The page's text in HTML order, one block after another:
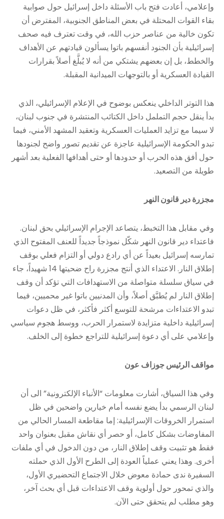
وإعلامي، أعادت فتح باب الأسئلة داخل إسرائيل حول صوابية
بقاء القوات المحتلة في بعض المناطق الجنوبية، المفترض أن
تكون خالية من عناصر حزب الله، في وقت تعترف فيه صحف
إسرائيلية بأن الجنود أنفسهم باتوا يسألون قيادتهم عن الأهداف
والخطط، بل إن بعضهم يشتكي من أنه لا يُبلَّغ أصلاً بقرارات
القيادة العسكرية أو بالتوجهات الميدانية المقبلة.
هذا التوتر الداخلي ينعكس بوضوح في الإعلام الإسرائيلي، الذي
بدأ ينقل حجم التململ داخل الكتائب المنتشرة في جنوب لبنان،
لا سيما مع تزايد العمليات العسكرية وتعقيد المشهد الأمني، فيما
تبدو الحكومة الإسرائيلية عاجزة عن تقديم تصور واضح لجنودها
حول أفق هذه الحرب أو حدودها أو حتى أهدافها الفعلية بعد أشهر
طويلة من التصعيد.
مجزرة دير قانون النهر
وفي مقابل هذا التخبط، يتصاعد الإجرام الإسرائيلي بحق لبنان.
فاعتداء دير قانون النهر شكّل نموذجاً جديداً للعنف المفتوح الذي
تمارسه إسرائيل بعيداً عن أي رادع دولي أو التزام فعلي بوقف
إطلاق النار. الاعتداء الذي أنتج مجزرة راح ضحيتها 14 شهيداً، جاء
في سياق سلسلة متواصلة من الاستهدافات التي تؤكد أن وقف
إطلاق النار لم يُطبَّق أصلاً، وأن المدنيين باتوا غير محميين، فيما
تبدو الاعتداءات مرشحة للتوسع أكثر فأكثر، في ظل دعوات
إسرائيلية داخلية متزايدة لاستمرار الحرب، ووسط هجوم سياسي
وإعلامي على أي دعوة إسرائيلية للتراجع خطوة إلى الخلف.
مواقف الرئيس جوزاف عون
وفي هذا السياق، أشارت معلومات “الأنباء الإلكترونية” الى أن
لبنان الرسمي بدأ يضع نفسه أمام خيارين واضحين في ظل
استمرار الخروقات الإسرائيلية: إما مقاطعة المسار الحالي من
المفاوضات بشكل كامل، أو حصر أي نقاش مقبل بعنوان واحد
فقط هو تثبيت وقف إطلاق النار، من دون الدخول في أي ملفات
أخرى. وهذا يعني عملياً العودة إلى الطرح الأول الذي حملته
السفيرة ندى حمادة معوض خلال الاجتماع التحضيري الأول،
والذي تمحور حول أولوية وقف الاعتداءات قبل أي بحث آخر،
وهو مطلب لم يتحقق حتى الآن.